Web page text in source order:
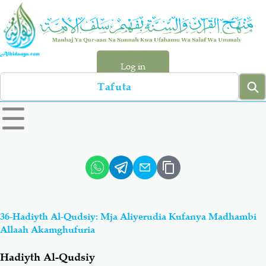
Skip
main
content
Log in
Search
left
sidebar
☰
Hadiyth
Aqiydah
Shirki & Kufru
36-Hadiyth Al-Qudsiy: Mja Aliyerudia Kufanya Madhambi
Allaah Akamghufuria
Hadiyth Al-Qudsiy